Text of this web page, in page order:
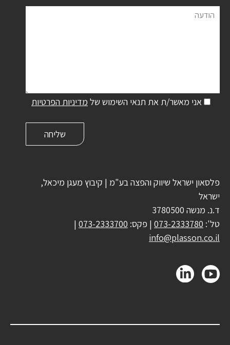
הודעה
אני מאשר/ת את תנאי השימוש של מדיניות הפרטיות
פלסאון ישראל שיווק והפצה בע"מ | קיבוץ מעגן מיכאל,
ישראל
ד.נ. מנשה 3780500
טל': 073-2333780 | פקס: 073-2333700
|
info@plasson.co.il